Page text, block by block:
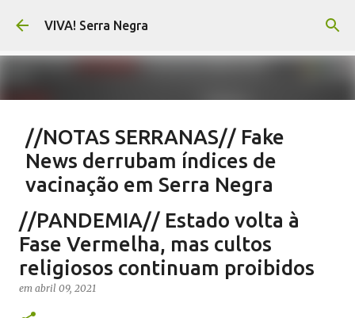
Pular para o conteúdo principal
VIVA! Serra Negra
//NOTAS SERRANAS// Fake
News derrubam índices de
vacinação em Serra Negra
SAÚDE SERRA NEGRA VACINAÇÃO SERRA NEGRA
VIVA! SERRA NEGRA NO AR
0
//PANDEMIA// Estado volta à
Fase Vermelha, mas cultos
religiosos continuam proibidos
em abril 09, 2021